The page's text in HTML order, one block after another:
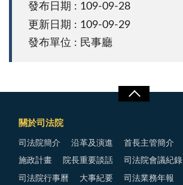
發布日期 : 109-09-28
更新日期 : 109-09-29
發布單位 : 民事廳
關於司法院
司法院簡介 沿革及演進 首長主管簡介
施政計畫 院長重要談話 司法院會議紀錄
司法院行事曆 大事紀要 司法業務年報